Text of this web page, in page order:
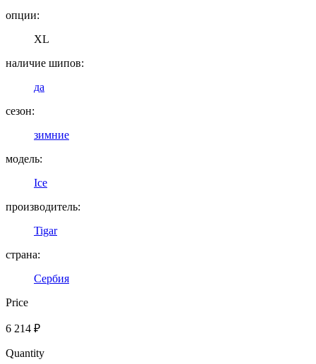
опции:
XL
наличие шипов:
да
сезон:
зимние
модель:
Ice
производитель:
Tigar
страна:
Сербия
Price
6 214 ₽
Quantity